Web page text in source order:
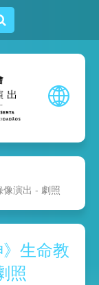
演出 - 劇照
生命教
照